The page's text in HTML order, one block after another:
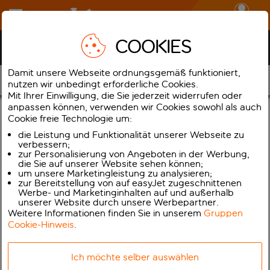
Hilfezentrum bei Flugstörungen
Ihre Optionen
Zusätzliche Informationen
Wenden Sie sich bitte an Ihr Reisebüro, das Ihnen bei Ihren
Reiseplänen behilflich sein wird. Sie können Ihre easyJet-Flüge
auch direkt unter „Buchungen verwalten“ bearbeiten. Falls Ihr
Berater Ihnen nicht weiterhelfen kann, wenden Sie sich bitte an
unser Kundenserviceteam. Denken Sie bitte daran, Ihren
Reiseveranstalter oder Ihr Reisebüro über Änderungen an Ihrer
Buchung zu informieren.
Mietwagen, wenden Sie sich bitte direkt an den Anbieter.
COOKIES
Damit unsere Webseite ordnungsgemäß funktioniert,
nutzen wir unbedingt erforderliche Cookies.
Mit Ihrer Einwilligung, die Sie jederzeit widerrufen oder
anpassen können, verwenden wir Cookies sowohl als auch
Cookie freie Technologie um:
die Leistung und Funktionalität unserer Webseite zu
verbessern;
zur Personalisierung von Angeboten in der Werbung,
die Sie auf unserer Website sehen können;
um unsere Marketingleistung zu analysieren;
zur Bereitstellung von auf easyJet zugeschnittenen
Werbe- und Marketinginhalten auf und außerhalb
unserer Website durch unsere Werbepartner.
Weitere Informationen finden Sie in unseremGruppen
Cookie-Hinweis.
Ich möchte selber auswählen